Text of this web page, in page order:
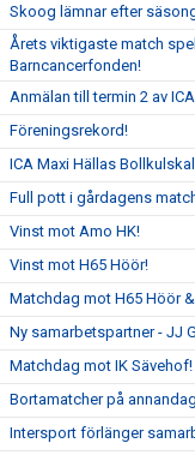
Skoog lämnar efter
Årets viktigaste match
Barncancerfonden!
Anmälan till termin 2 av
Föreningsrekord!
ICA Maxi Hällas
Full pott i gårdagens
Vinst mot Amo HK!
Vinst mot H65 Höör!
Matchdag mot H65 Höör
Ny samarbetspartner - JJ
Matchdag mot IK Sävehof!
Bortamatcher på
Intersport förlänger